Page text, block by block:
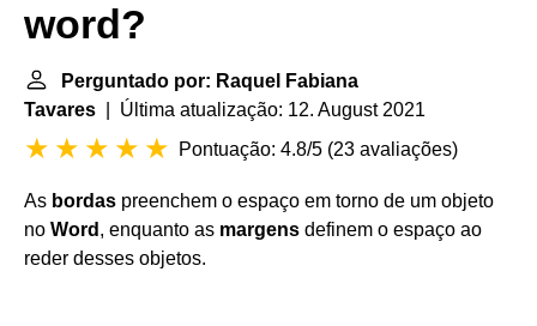
word?
Perguntado por: Raquel Fabiana
Tavares | Última atualização: 12. August 2021
Pontuação: 4.8/5 (23 avaliações)
As bordas preenchem o espaço em torno de um objeto
no Word , enquanto as margens definem o espaço ao
reder desses objetos.